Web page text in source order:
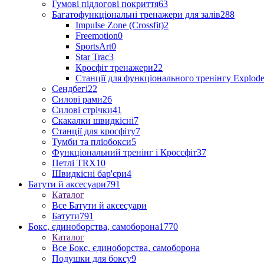
Гумові підлогові покриття63
Багатофункціональні тренажери для залів288
Impulse Zone (Crossfit)2
Freemotion0
SportsArt0
Star Trac3
Кросфіт тренажери22
Станції для функціонального тренінгу Explode
Сендбегі22
Силові рами26
Силові стрічки41
Скакалки швидкісні7
Станції для кросфіту7
Тумби та пліобокси5
Функціональний тренінг і Кроссфіт37
Петлі TRX10
Швидкісні бар'єри4
Батути й аксесуари791
Каталог
Все Батути й аксесуари
Батути791
Бокс, єдиноборства, самоборона1770
Каталог
Все Бокс, єдиноборства, самоборона
Подушки для боксу9